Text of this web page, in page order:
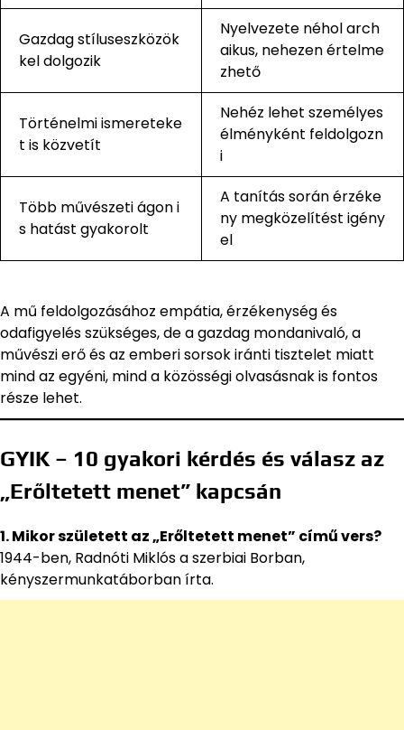
Gazdag stíluseszközök
kel dolgozik
Nyelvezete néhol arch
aikus, nehezen értelme
zhető
Történelmi ismereteke
t is közvetít
Nehéz lehet személyes
élményként feldolgozn
i
Több művészeti ágon i
s hatást gyakorolt
A tanítás során érzéke
ny megközelítést igény
el
A mű feldolgozásához empátia, érzékenység és
odafigyelés szükséges, de a gazdag mondanivaló, a
művészi erő és az emberi sorsok iránti tisztelet miatt
mind az egyéni, mind a közösségi olvasásnak is fontos
része lehet.
GYIK – 10 gyakori kérdés és válasz az
„Erőltetett menet” kapcsán
1. Mikor született az „Erőltetett menet” című vers?
1944-ben, Radnóti Miklós a szerbiai Borban,
kényszermunkatáborban írta.